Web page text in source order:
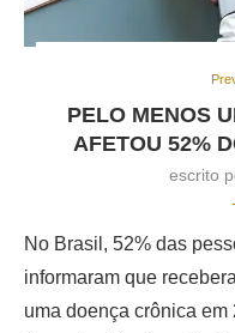
PELO MENOS
AFETOU 52%
escrito
No Brasil, 52% das
informaram que
uma doença crônica em